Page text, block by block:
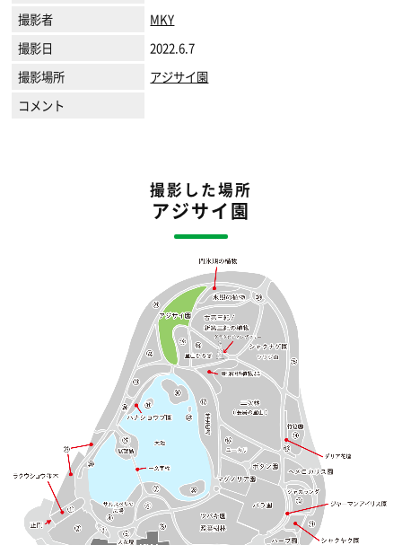
撮影者
MKY
撮影日
2022.6.7
撮影場所
アジサイ園
コメント
撮影した場所
アジサイ園